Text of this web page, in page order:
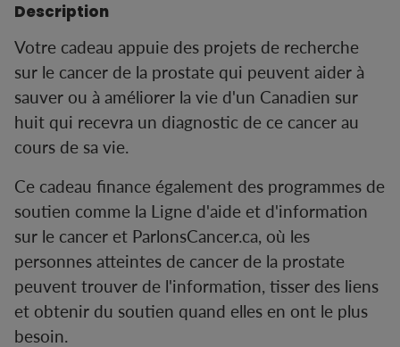
Description
Votre cadeau appuie des projets de recherche
sur le cancer de la prostate qui peuvent aider à
sauver ou à améliorer la vie d'un Canadien sur
huit qui recevra un diagnostic de ce cancer au
cours de sa vie.
Ce cadeau finance également des programmes de
soutien comme la Ligne d'aide et d'information
sur le cancer et ParlonsCancer.ca, où les
personnes atteintes de cancer de la prostate
peuvent trouver de l'information, tisser des liens
et obtenir du soutien quand elles en ont le plus
besoin.